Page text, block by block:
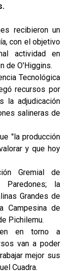
recibieron un
con el objetivo
actividad en
de O'Higgins.
Tecnológica
recursos por
la adjudicación
salineras de
"la producción
y que hoy
Gremial de
la
Grandes de
Campesina de
Pichilemu.
en torno a
van a poder
mejor sus
Cuadra.